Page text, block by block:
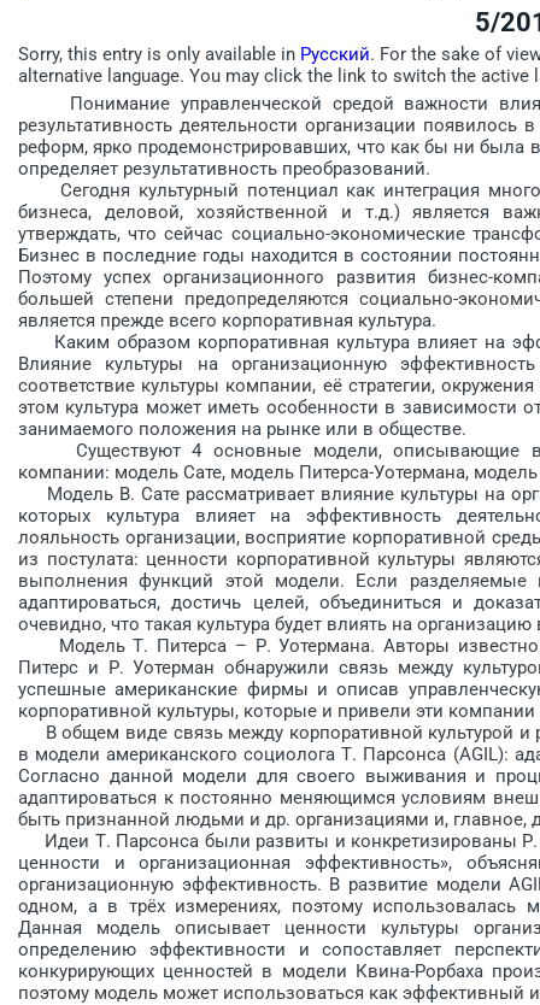
5/
Sorry, this entry is only available in Русский. For the sake of
alternative language. You may click the link to switch the active
Понимание управленчес­кой средой важности
результативность деятельности организации появилось
реформ, ярко продемонстрировавших, что как бы ни была
определяет результативность преобразований.
Сегодня культурный потенциал как интеграция
бизнеса, деловой, хозяйственной и т.д.) является
утверждать, что сейчас социально-экономические
Бизнес в последние годы находится в состоянии
Поэтому ус­пех организационного развития бизнес-
большей сте­пени предопределяются социально-
является прежде всего корпоративная культура.
Каким образом корпоративная культура влияет на
Влияние культуры на организационную
соответствие культуры компании, её стратегии,
этом культура может иметь особенности в зависимости
занимаемого положения на рынке или в обществе.
Существуют 4 основные модели, описывающие
компании: модель Сате, модель Питерса-Уотермана,
Модель В. Сате рассматривает влияние культуры на
которых культура влияет на эффективность
лояльность организации, восприятие корпоративной
из постулата: ценности корпоративной культуры
выполнения функций этой модели. Если
адаптироваться, достичь целей, объединиться и
очевидно, что такая культура будет влиять на
Модель Т. Питерса – Р. Уотермана. Авторы
Питерс и Р. Уотерман обнаружили связь между
успешные американские фирмы и описав
корпоративной культуры, которые и привели эти компании
В общем виде связь между корпоративной культурой и
в модели американского социолога Т. Парсонса (AGIL):
Согласно данной модели для своего выживания и
адаптироваться к постоянно меняющимся условиям
быть признанной людьми и др. организациями и,
Идеи Т. Парсонса были развиты и конкретизированы
ценности и организационная эффективность»,
организационную эффективность. В развитие модели
одном, а в трёх измерениях, поэтому использовалась
Данная модель описывает ценности культуры
определению эффективности и сопоставляет
конкурирующих ценнос­тей в модели Квина-Рорбаха
поэтому модель может использоваться как эффективный